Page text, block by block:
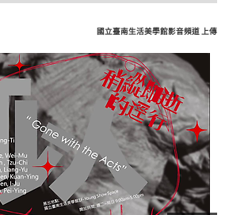
國立臺南生活美學館影音頻道 上傳